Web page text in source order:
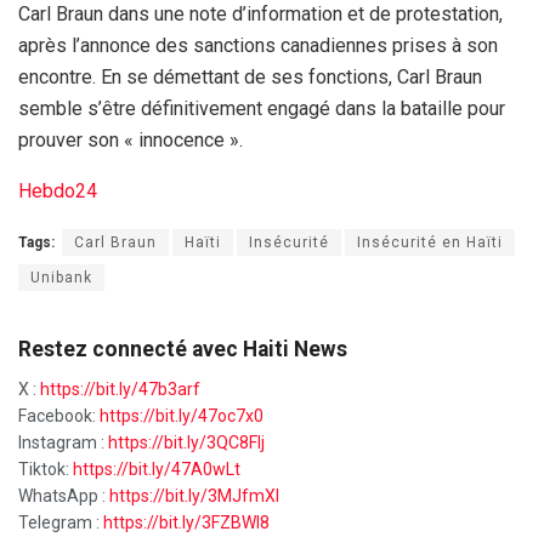
Carl Braun dans une note d’information et de protestation,
après l’annonce des sanctions canadiennes prises à son
encontre. En se démettant de ses fonctions, Carl Braun
semble s’être définitivement engagé dans la bataille pour
prouver son « innocence ».
Hebdo24
Tags: Carl Braun Haïti Insécurité Insécurité en Haïti
Unibank
Restez connecté avec Haiti News
X : https://bit.ly/47b3arf
Facebook: https://bit.ly/47oc7x0
Instagram : https://bit.ly/3QC8FIj
Tiktok: https://bit.ly/47A0wLt
WhatsApp : https://bit.ly/3MJfmXI
Telegram : https://bit.ly/3FZBWI8